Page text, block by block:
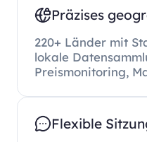
Präzises
220+ Länder mit
lokale
Preismonitoring,
Flexible